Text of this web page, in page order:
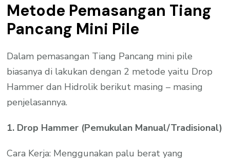
Metode Pemasangan Tiang
Pancang Mini Pile
Dalam pemasangan Tiang Pancang mini pile
biasanya di lakukan dengan 2 metode yaitu Drop
Hammer dan Hidrolik berikut masing – masing
penjelasannya.
1. Drop Hammer (Pemukulan Manual/Tradisional)
Cara Kerja: Menggunakan palu berat yang